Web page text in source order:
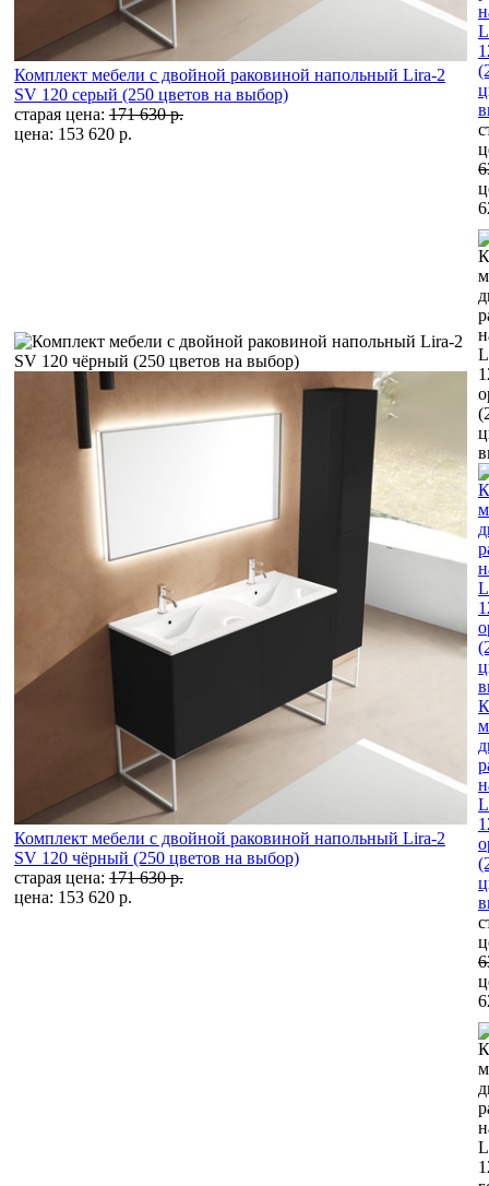
Комплект мебели с двойной раковиной напольный Lira-2
SV 120 серый (250 цветов на выбор)
старая цена: 171 630 р.
цена: 153 620 р.
Комплект мебели с двойной раковиной напольный Lira-2
SV 120 чёрный (250 цветов на выбор)
старая цена: 171 630 р.
цена: 153 620 р.